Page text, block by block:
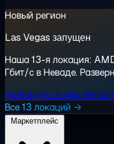
Новый регион
Las Vegas запущен
Наша 13-я локация:
Гбит/с в Неваде.
Развернуть в Лас-
Все 13 локаций →